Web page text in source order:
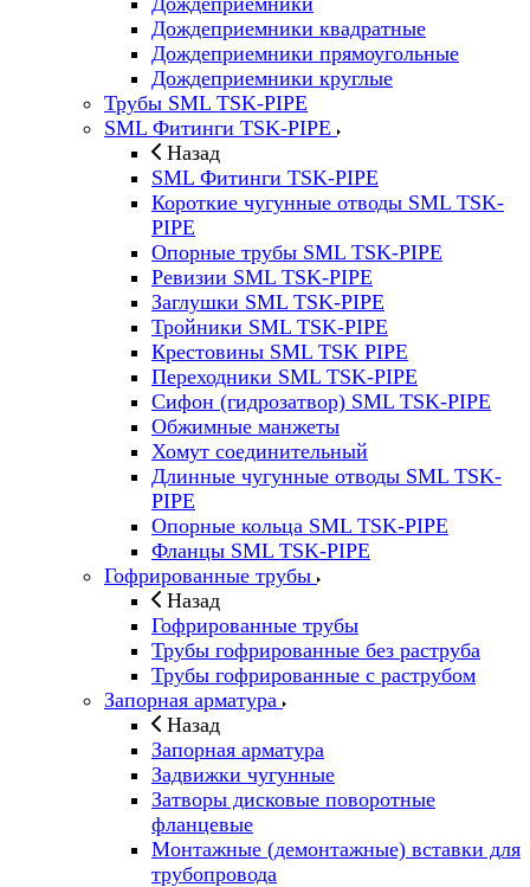
Дождеприемники квадратные
Дождеприемники прямоугольные
Дождеприемники круглые
Трубы SML TSK-PIPE
SML Фитинги TSK-PIPE
Назад
SML Фитинги TSK-PIPE
Короткие чугунные отводы SML TSK-
PIPE
Опорные трубы SML TSK-PIPE
Ревизии SML TSK-PIPE
Заглушки SML TSK-PIPE
Тройники SML TSK-PIPE
Крестовины SML TSK PIPE
Переходники SML TSK-PIPE
Сифон (гидрозатвор) SML TSK-PIPE
Обжимные манжеты
Хомут соединительный
Длинные чугунные отводы SML TSK-
PIPE
Опорные кольца SML TSK-PIPE
Фланцы SML TSK-PIPE
Гофрированные трубы
Назад
Гофрированные трубы
Трубы гофрированные без раструба
Трубы гофрированные с раструбом
Запорная арматура
Назад
Запорная арматура
Задвижки чугунные
Затворы дисковые поворотные
фланцевые
Монтажные (демонтажные) вставки для
трубопровода